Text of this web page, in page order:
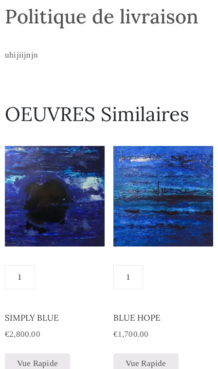
Politique de livraison
uhijiijnjn
OEUVRES Similaires
SIMPLY BLUE
€2,800.00
Vue Rapide
BLUE HOPE
€1,700.00
Vue Rapide